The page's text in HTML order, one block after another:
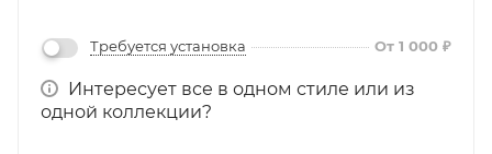
Требуется установка От 1 000 ₽
Интересует все в одном стиле или из
одной коллекции?